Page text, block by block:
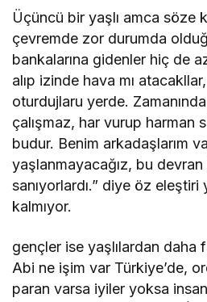
Üçüncü bir yaşlı amca söze
çevremde zor durumda
bankalarına gidenler hiç de
alıp izinde hava mı
oturdujlaru yerde.
çalışmaz, har vurup harman
budur. Benim arkadaşlarım
yaşlanmayacağız, bu
sanıyorlardı.” diye öz
kalmıyor.
gençler ise yaşlılardan daha
Abi ne işim var Türkiye’de,
paran varsa iyiler yoksa